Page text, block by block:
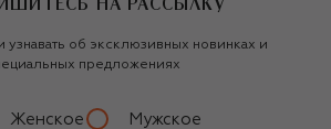
НА РАССЫЛКУ
об эксклюзивных новинках и
предложениях
Женское Мужское